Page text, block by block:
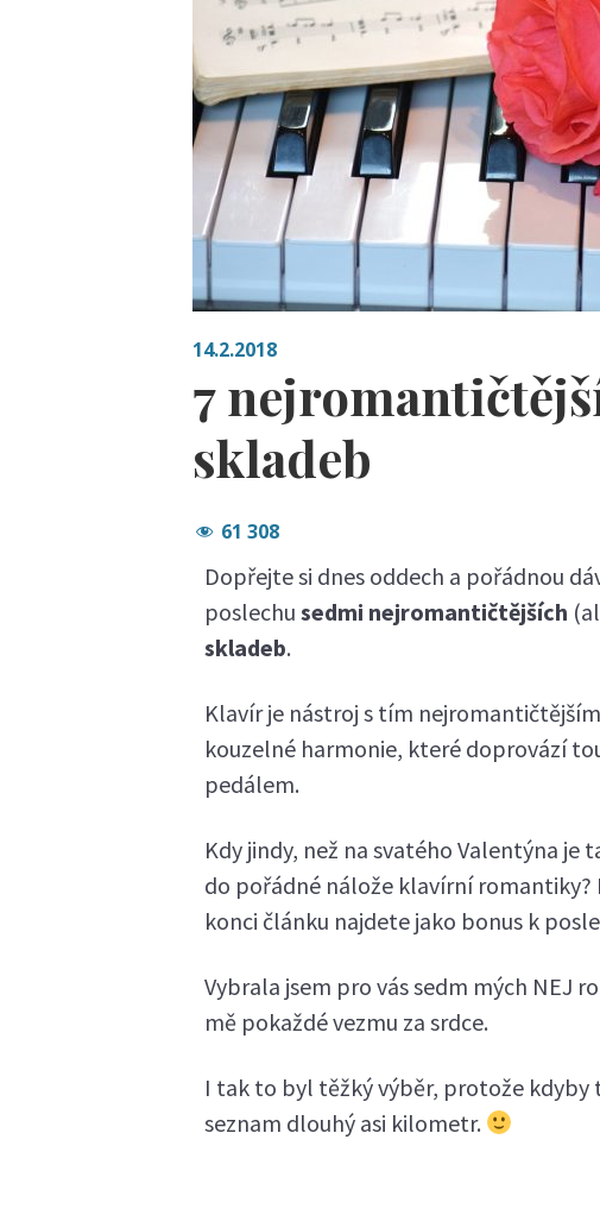
14.2.2018
7
skladeb
61 308
Dopřejte si dnes oddech a pořádnou
poslechu sedmi nejromantičtějších
skladeb.
Klavír je nástroj s tím
kouzelné harmonie, které doprovází
pedálem.
Kdy jindy, než na svatého Valentýna
do pořádné nálože klavírní romantiky?
konci článku najdete jako bonus k
Vybrala jsem pro vás sedm mých NEJ
mě pokaždé vezmu za srdce.
I tak to byl těžký výběr, protože kdyby
seznam dlouhý asi kilometr.